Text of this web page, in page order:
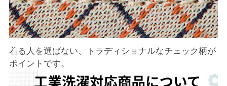
着る人を選ばない、トラディショナルなチェック柄が
ポイントです。